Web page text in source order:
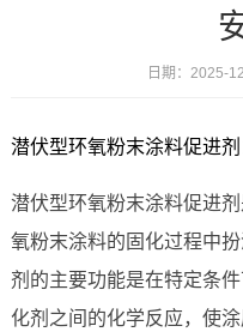
日期：2025-
潜伏型环氧粉末涂料促进
潜伏型环氧粉末涂料促进
氧粉末涂料的固化过程中
剂的主要功能是在特定条
化剂之间的化学反应，使